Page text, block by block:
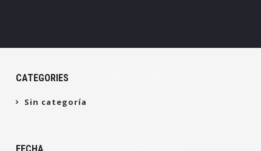
CATEGORIES
Sin categoría